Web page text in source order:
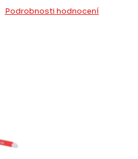
Podrobnosti hodnocení